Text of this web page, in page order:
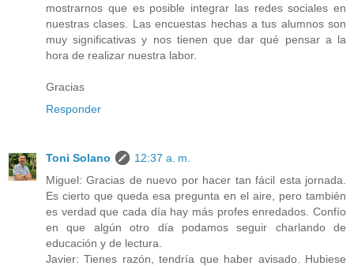
mostrarnos que es posible integrar las redes sociales en
nuestras clases. Las encuestas hechas a tus alumnos son
muy significativas y nos tienen que dar qué pensar a la
hora de realizar nuestra labor.
Gracias
Responder
Toni Solano
12:37 a. m.
Miguel: Gracias de nuevo por hacer tan fácil esta jornada.
Es cierto que queda esa pregunta en el aire, pero también
es verdad que cada día hay más profes enredados. Confío
en que algún otro día podamos seguir charlando de
educación y de lectura.
Javier: Tienes razón, tendría que haber avisado. Hubiese